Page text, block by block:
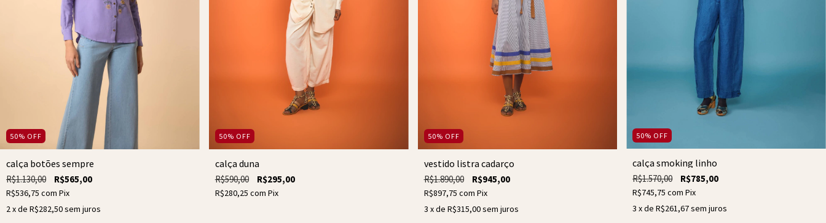
50% OFF
calça botões sempre
R$1.130,00 R$565,00
R$536,75 com Pix
2x de R$282,50sem juros
50% OFF
calça duna
R$590,00 R$295,00
R$280,25 com Pix
50% OFF
vestido listra cadarço
R$1.890,00 R$945,00
R$897,75 com Pix
3 x de R$315,00sem juros
50% OFF
calça smoking linho
R$1.570,00 R$785,00
R$745,75com Pix
3 x deR$261,67sem juros